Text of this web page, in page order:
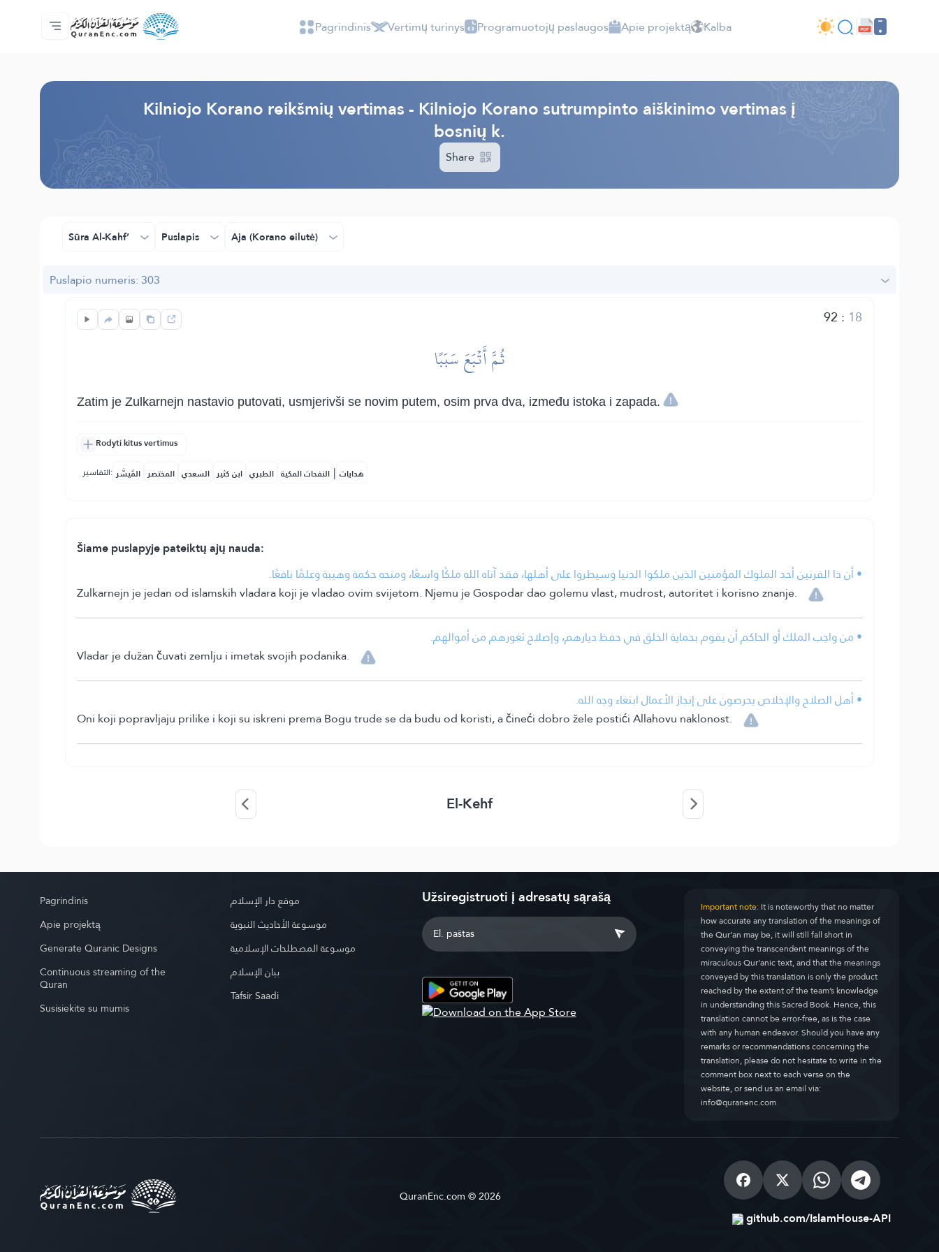
Pagrindinis
Vertimų turinys
Audio
Programuotojų paslaugos - API
Apie projektą
Susisiekite su mumis
Kalba Pagrindinis Vertimų turinys Programuotojų paslaugos Apie projektą Kalba
Kilniojo Korano reikšmių vertimas - Kilniojo Korano sutrumpinto aiškinimo vertimas į
bosnių k.
Share
Sūra Al-Kahf’ Puslapis Aja (Korano eilutė)
Puslapio numeris: 303
92 : 18
ثُمَّ أَتۡبَعَ سَبَبًا
Zatim je Zulkarnejn nastavio putovati, usmjerivši se novim putem, osim prva dva, između istoka i zapada.
Rodyti kitus vertimus
التفاسير: المُيسَّر المختصر السعدي ابن كثير الطبري النفحات المكية | هدايات
Šiame puslapyje pateiktų ajų nauda:
• أن ذا القرنين أحد الملوك المؤمنين الذين ملكوا الدنيا وسيطروا على أهلها، فقد آتاه الله ملكًا واسعًا، ومنحه حكمة وهيبة وعلمًا نافعًا.
Zulkarnejn je jedan od islamskih vladara koji je vladao ovim svijetom. Njemu je Gospodar dao golemu vlast, mudrost, autoritet i korisno znanje.
• من واجب الملك أو الحاكم أن يقوم بحماية الخلق في حفظ ديارهم، وإصلاح ثغورهم من أموالهم.
Vladar je dužan čuvati zemlju i imetak svojih podanika.
• أهل الصلاح والإخلاص يحرصون على إنجاز الأعمال ابتغاء وجه الله.
Oni koji popravljaju prilike i koji su iskreni prema Bogu trude se da budu od koristi, a čineći dobro žele postići Allahovu naklonost.
El-Kehf
Pagrindinis
Apie projektą
Generate Quranic Designs
Continuous streaming of the
Quran
Susisiekite su mumis
موقع دار الإسلام
موسوعة الأحاديث النبوية
موسوعة المصطلحات الإسلامية
بيان الإسلام
Tafsir Saadi
Užsiregistruoti į adresatų sąrašą Important note:It is noteworthy that no matter
how accurate any translation of the meanings of
the Qur’an may be, it will still fall short in
conveying the transcendent meanings of the
miraculous Qur’anic text, and that the meanings
conveyed by this translation is only the product
reached by the extent of the team’s knowledge
in understanding this Sacred Book. Hence, this
translation cannot be error-free, as is the case
with any human endeavor. Should you have any
remarks or recommendations concerning the
translation, please do not hesitate to write in the
comment box next to each verse on the
website, or send us an email via:
info@quranenc.com
QuranEnc.com © 2026
github.com/IslamHouse-API